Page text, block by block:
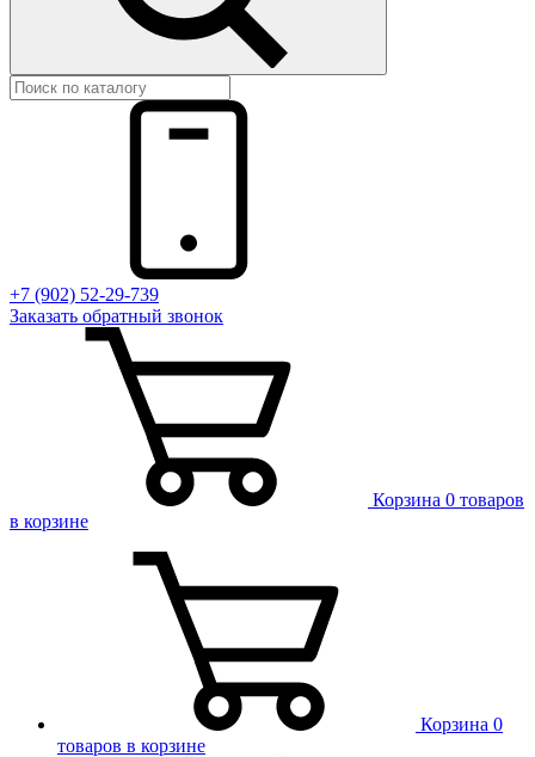
+7 (902) 52-29-739
Заказать обратный звонок
Корзина 0 товаров
в корзине
Корзина 0
товаров в корзине